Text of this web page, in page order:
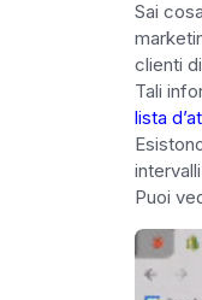
Sai
clienti
Tali
lista
Puoi